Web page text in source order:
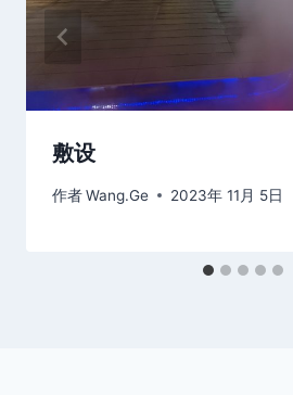
敷设
作者Wang.Ge 2023年 11月 5日